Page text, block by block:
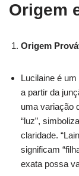
Origem
Origem
Lucilaine é
a partir da
uma variação
“luz”,
claridade.
significam
exata possa